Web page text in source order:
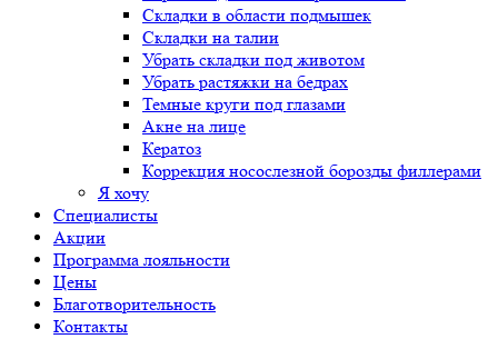
Складки в области подмышек
Складки на талии
Убрать складки под животом
Убрать растяжки на бедрах
Темные круги под глазами
Акне на лице
Кератоз
Коррекция носослезной борозды филлерами
Я хочу
Специалисты
Акции
Программа лояльности
Цены
Благотворительность
Контакты